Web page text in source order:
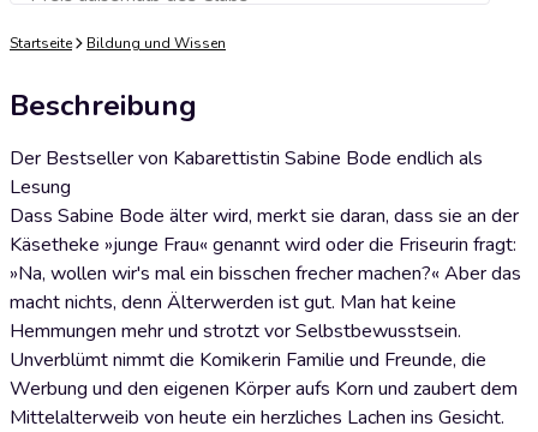
Startseite Bildung und Wissen
Beschreibung
Der Bestseller von Kabarettistin Sabine Bode endlich als
Lesung
Dass Sabine Bode älter wird, merkt sie daran, dass sie an der
Käsetheke »junge Frau« genannt wird oder die Friseurin fragt:
»Na, wollen wir's mal ein bisschen frecher machen?« Aber das
macht nichts, denn Älterwerden ist gut. Man hat keine
Hemmungen mehr und strotzt vor Selbstbewusstsein.
Unverblümt nimmt die Komikerin Familie und Freunde, die
Werbung und den eigenen Körper aufs Korn und zaubert dem
Mittelalterweib von heute ein herzliches Lachen ins Gesicht.